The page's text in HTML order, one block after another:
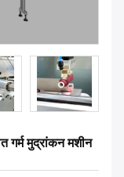
गर्म मुद्रांकन मशीन